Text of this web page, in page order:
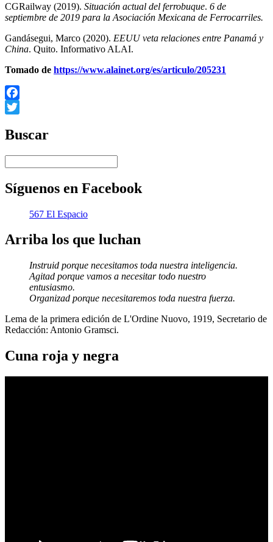
CGRailway (2019). Situación actual del ferrobuque. 6 de
septiembre de 2019 para la Asociación Mexicana de Ferrocarriles.
Gandásegui, Marco (2020). EEUU veta relaciones entre Panamá y
China. Quito. Informativo ALAI.
Tomado de https://www.alainet.org/es/articulo/205231
Facebook
Buscar
Síguenos en Facebook
567 El Espacio
Arriba los que luchan
Instruid porque necesitamos toda nuestra inteligencia.
Agitad porque vamos a necesitar todo nuestro
entusiasmo.
Organizad porque necesitaremos toda nuestra fuerza.
Lema de la primera edición de L'Ordine Nuovo, 1919, Secretario de
Redacción: Antonio Gramsci.
Cuna roja y negra